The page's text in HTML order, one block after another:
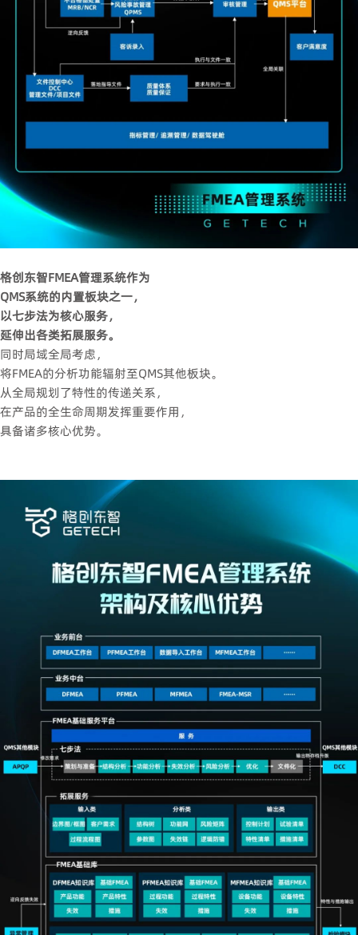
格创东智FMEA管理系统作为
QMS系统的内置板块之一，
以七步法为核心服务，
延伸出各类拓展服务。
同时局域全局考虑，
将FMEA的分析功能辐射至QMS其他板块。
从全局规划了特性的传递关系，
在产品的全生命周期发挥重要作用，
具备诸多核心优势。